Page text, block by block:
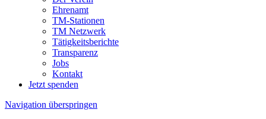
Ehrenamt
TM-Stationen
TM Netzwerk
Tätigkeitsberichte
Transparenz
Jobs
Kontakt
Jetzt spenden
Navigation überspringen